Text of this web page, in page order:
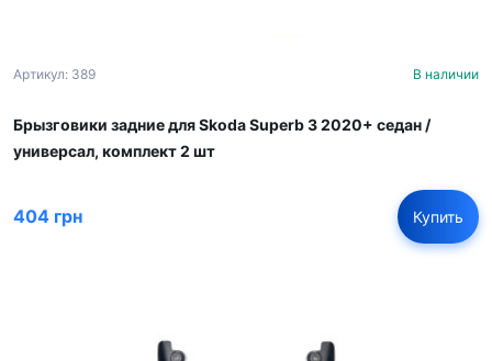
Артикул: 389 В наличии
Брызговики задние для Skoda Superb 3 2020+ седан /
универсал, комплект 2 шт
404 грн Купить